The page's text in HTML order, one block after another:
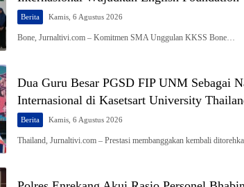
Berita Kamis, 6 Agustus 2026
Bone, Jurnaltivi.com – Komitmen SMA Unggulan KKSS Bone…
Dua Guru Besar PGSD FIP UNM Sebagai
Internasional di Kasetsart University
Berita Kamis, 6 Agustus 2026
Thailand, Jurnaltivi.com – Prestasi membanggakan kembali